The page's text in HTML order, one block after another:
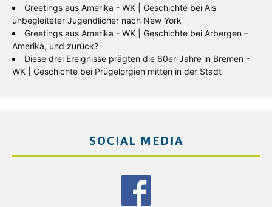
Greetings aus Amerika - WK | Geschichte bei Als
unbegleiteter Jugendlicher nach New York
Greetings aus Amerika - WK | Geschichte bei Arbergen –
Amerika, und zurück?
Diese drei Ereignisse prägten die 60er-Jahre in Bremen -
WK | Geschichte bei Prügelorgien mitten in der Stadt
SOCIAL MEDIA